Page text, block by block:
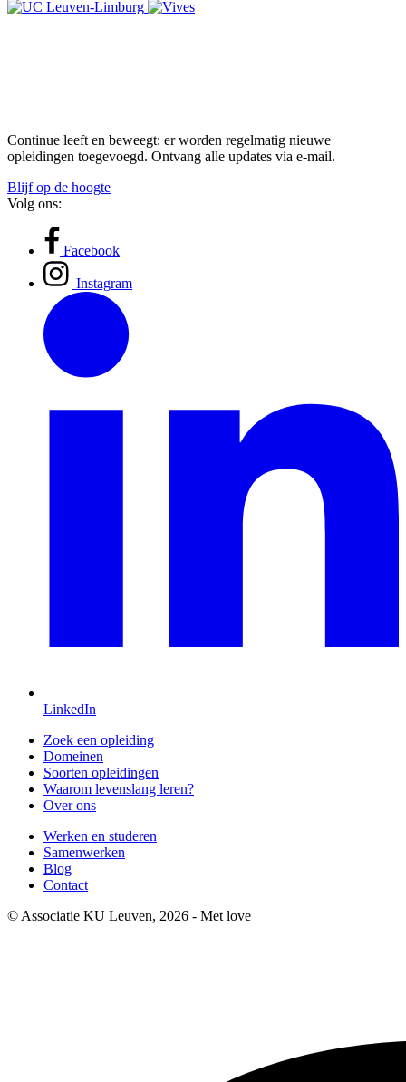
Continue leeft en beweegt: er worden regelmatig nieuwe
opleidingen toegevoegd. Ontvang alle updates via e-mail.
Blijf op de hoogte
Volg ons:
Facebook
Instagram
LinkedIn
Zoek een opleiding
Domeinen
Soorten opleidingen
Waarom levenslang leren?
Over ons
Werken en studeren
Samenwerken
Blog
Contact
© Associatie KU Leuven, 2026 - Met love